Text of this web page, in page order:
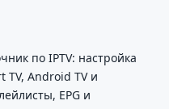
по IPTV: настройка
TV, Android TV и
EPG и